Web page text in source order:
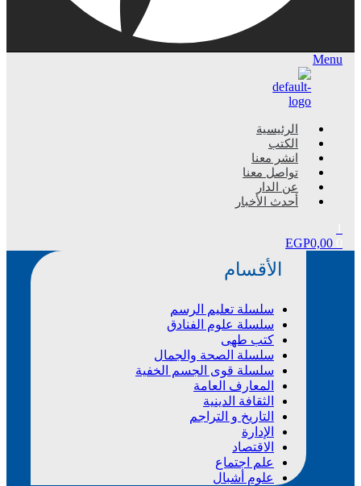
Menu
الرئيسية
الكتب
انشر معنا
تواصل معنا
عن الدار
أحدث الأخبار
EGP0,00
الأقسام
سلسلة تعليم الرسم
سلسلة علوم الفنادق
كتب طهى
سلسلة الصحة والجمال
سلسلة قوى الجسم الخفية
المعارف العامة
الثقافة الدينية
التاريخ و التراجم
الإدارة
الاقتصاد
علم اجتماع
علوم أشبال